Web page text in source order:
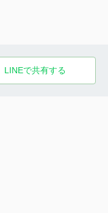
LINEで共有する